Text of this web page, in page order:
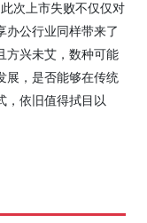
次上市失败不仅仅对
办公行业同样带来了
方兴未艾，数种可能
展，是否能够在传统
，依旧值得拭目以